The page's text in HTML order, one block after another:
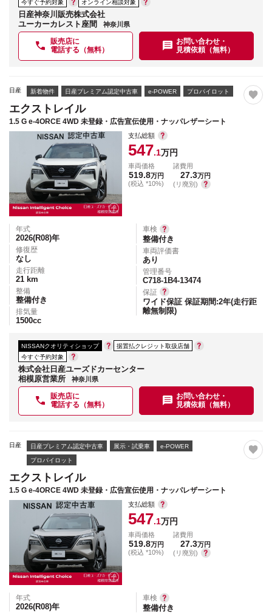
今すぐ予約対象 オンライン相談対象
日産神奈川販売株式会社
ユーカーカレスト座間
神奈川県
販売店に
電話する（無料）
お問い合わせ・
見積依頼（無料）
日産 新着物件 日産プレミアム認定中古車 e-POWER プロパイロット
エクストレイル
1.5 G e-4ORCE 4WD 未登録・広告宣伝使用・ナッパレザーシート
支払総額
547.1万円
車両価格
519.8万円
(税込 *10%)
諸費用
27.3万円
(リ廃別)
年式
2026(R08)年
修復歴
なし
走行距離
21 km
整備
整備付き
排気量
1500cc
車検
整備付き
車両評価書
あり
管理番号
C718-1B4-13474
保証
ワイド保証 保証期間:2年(走行距
離無制限)
NISSANクオリティショップ
据置払クレジット取扱店舗
今すぐ予約対象
株式会社日産ユーズドカーセンター
相模原営業所
神奈川県
販売店に
電話する（無料）
お問い合わせ・
見積依頼（無料）
日産 日産プレミアム認定中古車 展示・試乗車 e-POWER
プロパイロット
エクストレイル
1.5 G e-4ORCE 4WD 未登録・広告宣伝使用・ナッパレザーシート
支払総額
547.1万円
車両価格
519.8万円
(税込 *10%)
諸費用
27.3万円
(リ廃別)
年式
2026(R08)年
車検
整備付き